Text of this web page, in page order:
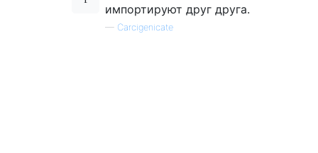
импортируют друг друга.
— Carcigenicate